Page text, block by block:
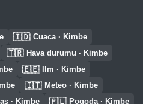
🇮🇩 Cuaca · Kimbe
🇹🇷 Hava durumu · Kimbe
🇪🇪 Ilm · Kimbe
🇮🇹 Meteo · Kimbe
· Kimbe 🇵🇱 Pogoda · Kimbe